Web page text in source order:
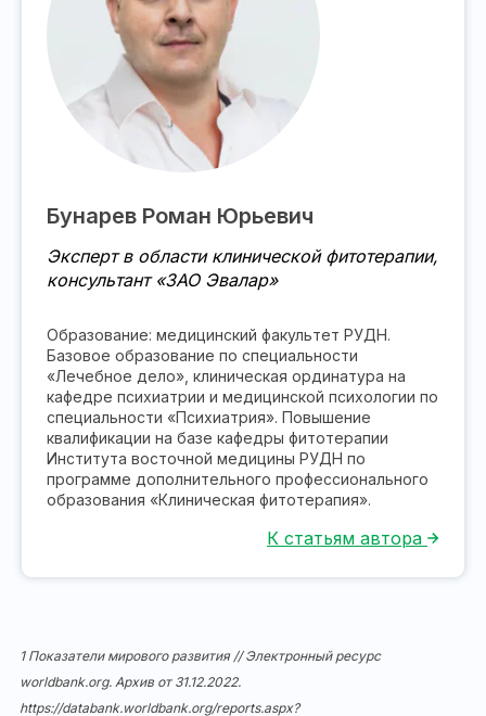
Бунарев Роман Юрьевич
Эксперт в области клинической фитотерапии,
консультант «ЗАО Эвалар»
Образование: медицинский факультет РУДН.
Базовое образование по специальности
«Лечебное дело», клиническая ординатура на
кафедре психиатрии и медицинской психологии по
специальности «Психиатрия». Повышение
квалификации на базе кафедры фитотерапии
Института восточной медицины РУДН по
программе дополнительного профессионального
образования «Клиническая фитотерапия».
К статьям автора
1 Показатели мирового развития // Электронный ресурс
worldbank.org. Архив от 31.12.2022.
https://databank.worldbank.org/reports.aspx?